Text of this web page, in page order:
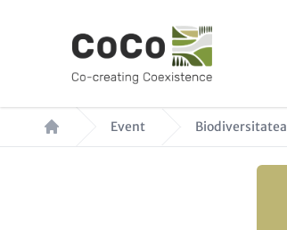
conținutul
Breadcrumb Event Biodiversitatea